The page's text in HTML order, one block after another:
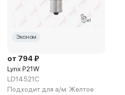
Эконом
от 794 ₽
Lynx P21W
LD14521C
Подходит для а/м: Желтое